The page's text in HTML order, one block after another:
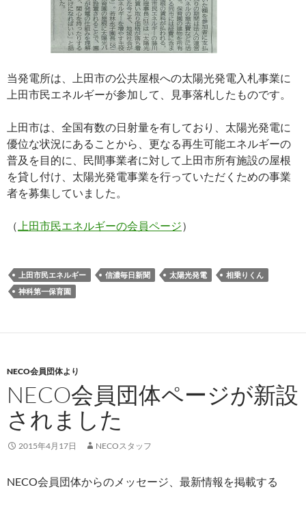
当発電所は、上田市の公共屋根への太陽光発電入札事業に
上田市民エネルギーが参加して、見事落札したものです。
上田市は、全国有数の日射量を有しており、太陽光発電に
優位な状況にあることから、更なる再生可能エネルギーの
普及を目的に、民間事業者に対して上田市所有施設の屋根
を貸し付け、太陽光発電事業を行っていただくための事業
者を募集していました。
（ 上田市民エネルギーの会員ページ）
上田市民エネルギー 信濃毎日新聞 太陽光発電
相乗りくん
神科第一保育園
NECO会員団体より
NECO会員団体ページが新設
されました
2015年4月17日 NECOスタッフ
NECO会員団体からのメッセージ、最新情報を掲載する